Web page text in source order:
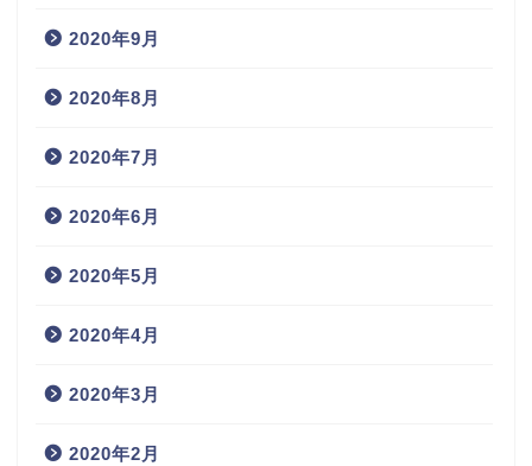
2020年9月
2020年8月
2020年7月
2020年6月
2020年5月
2020年4月
2020年3月
2020年2月